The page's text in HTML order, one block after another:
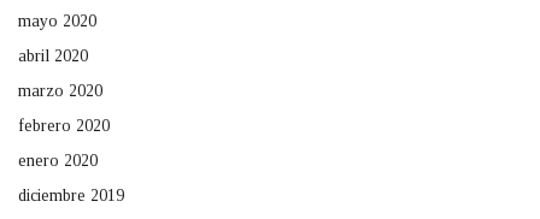
mayo 2020
abril 2020
marzo 2020
febrero 2020
enero 2020
diciembre 2019